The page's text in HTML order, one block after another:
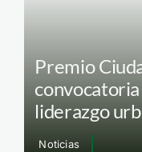
Premio
liderazgo
Noticias